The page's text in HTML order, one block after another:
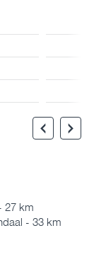
27 km
- 33 km